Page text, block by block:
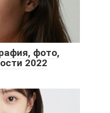
фото,
2022